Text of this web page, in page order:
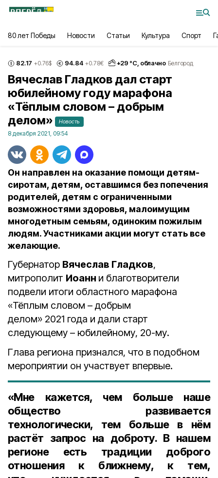
80 лет Победы Новости Статьи Культура Спорт
82.17 +0.76$ 94.84 +0.78€ +29 °С, облачно Белгород
Вячеслав Гладков дал старт
юбилейному году марафона
«Тёплым словом – добрым
делом»
Новость
8 декабря 2021, 09:54
Он направлен на оказание помощи детям-
сиротам, детям, оставшимся без попечения
родителей, детям с ограниченными
возможностями здоровья, малоимущим
многодетным семьям, одиноким пожилым
людям. Участниками акции могут стать все
желающие.
Губернатор Вячеслав Гладков,
митрополит Иоанн и благотворители
подвели итоги областного марафона
«Тёплым словом – добрым
делом» 2021 года и дали старт
следующему – юбилейному, 20-му.
Глава региона признался, что в подобном
мероприятии он участвует впервые.
«Мне кажется, чем больше наше
общество развивается
технологически, тем больше в нём
растёт запрос на доброту. В нашем
регионе есть традиции доброго
отношения к ближнему, к тем,